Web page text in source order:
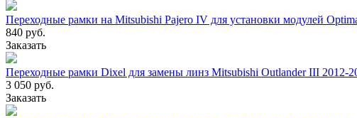
Переходные рамки на Mitsubishi Pajero IV для установки модулей
840 руб.
Заказать
Переходные рамки Dixel для замены линз Mitsubishi Outlander III 2012-
3 050 руб.
Заказать